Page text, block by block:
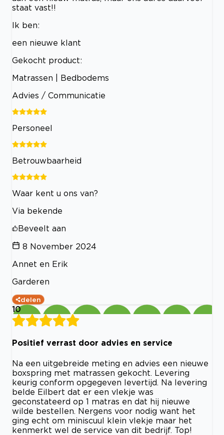
staat vast!!
Ik ben:
een nieuwe klant
Gekocht product:
Matrassen | Bedbodems
Advies / Communicatie
Personeel
Betrouwbaarheid
Waar kent u ons van?
Via bekende
Beveelt aan
8 November 2024
Annet en Erik
Garderen
delen
10
Positief verrast door advies en service
Na een uitgebreide meting en advies een nieuwe
boxspring met matrassen gekocht. Levering
keurig conform opgegeven levertijd. Na levering
belde Eilbert dat er een vlekje was
geconstateerd op 1 matras en dat hij nieuwe
wilde bestellen. Nergens voor nodig want het
ging echt om miniscuul klein vlekje maar het
kenmerkt wel de service van dit bedrijf. Top!